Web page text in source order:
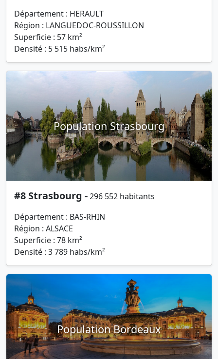
Département : HERAULT
Région : LANGUEDOC-ROUSSILLON
Superficie : 57 km²
Densité : 5 515 habs/km²
Population Strasbourg
#8 Strasbourg -296 552 habitants
Département : BAS-RHIN
Région : ALSACE
Superficie : 78 km²
Densité : 3 789 habs/km²
Population Bordeaux